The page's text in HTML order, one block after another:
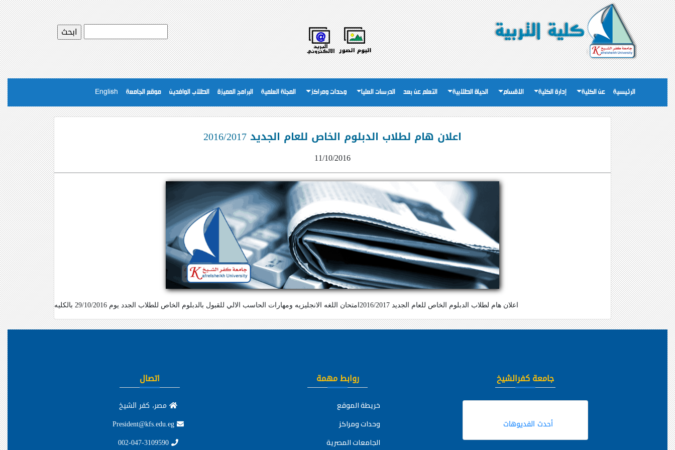
الرئيسية عن الكلية إدارة الكلية الاقسام الحياة الطلابية التعلم عن بعد الدرسات العليا وحدات ومراكز المجلة العلمية البرامج المميزة الطلاب الوافدين موقع الجامعة English
اعلان هام لطلاب الدبلوم الخاص للعام الجديد 2016/2017
11/10/2016
اعلان هام لطلاب الدبلوم الخاص للعام الجديد 2016/2017امتحان اللغه الانجليزيه ومهارات الحاسب الالي للقبول بالدبلوم الخاص للطلاب الجدد يوم 29/10/2016 بالكليه
جامعة كفرالشيخ
أحدث الفديوهات
روابط مهمة
خريطة الموقع
وحدات ومراكز
الجامعات المصرية
اتصال
مصر، كفر الشيخ